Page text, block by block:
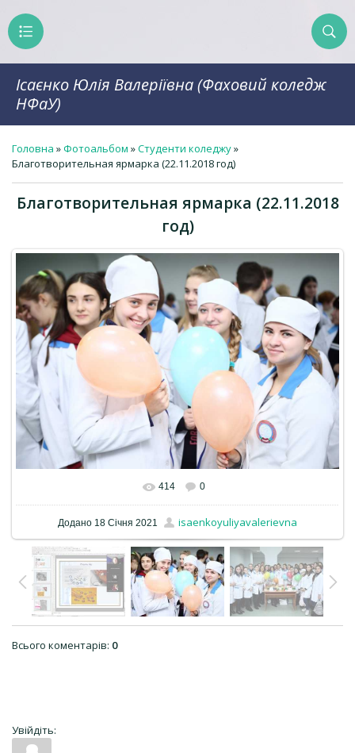
Ісаєнко Юлія Валеріївна (Фаховий коледж
НФаУ)
Головна »Фотоальбом »Студенти коледжу»
Благотворительная ярмарка (22.11.2018 год)
Благотворительная ярмарка (22.11.2018
год)
414 0
Додано 18 Січня 2021 isaenkoyuliyavalerievna
Всього коментарів: 0
Увійдіть: